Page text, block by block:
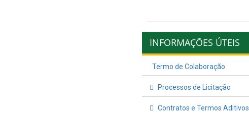
INFORMAÇÕES ÚTEIS
Termo de Colaboração
Processos de Licitação
Contratos e Termos Aditivos